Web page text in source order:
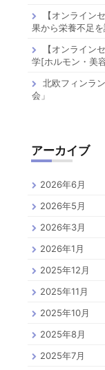
【オンライン
果から栄養不足を
【オンライン
学[ホルモン・美
北欧フィンラ
会」
アーカイブ
2026年6月
2026年5月
2026年3月
2026年1月
2025年12月
2025年11月
2025年10月
2025年8月
2025年7月